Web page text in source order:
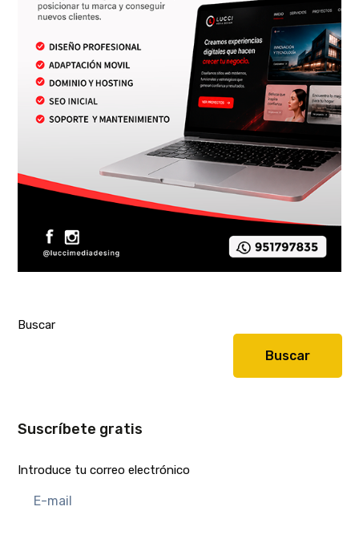
Buscar
Buscar
Suscríbete gratis
Introduce tu correo electrónico
mail